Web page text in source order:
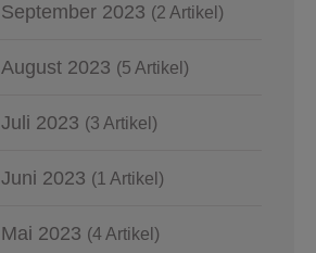
September 2023 (2 Artikel)
August 2023 (5 Artikel)
Juli 2023 (3 Artikel)
Juni 2023 (1 Artikel)
Mai 2023 (4 Artikel)